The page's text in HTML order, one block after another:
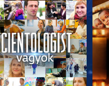
A SOROZAT RÉSZEI